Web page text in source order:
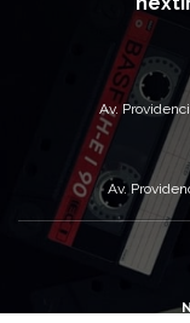
Av.
Av.